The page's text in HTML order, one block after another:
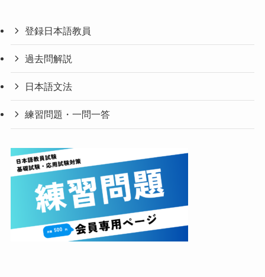
登録日本語教員
過去問解説
日本語文法
練習問題・一問一答